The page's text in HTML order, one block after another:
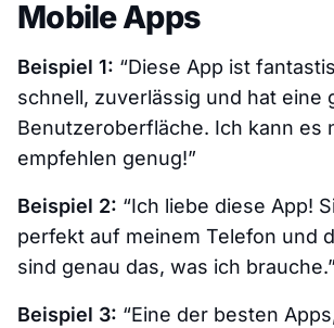
Mobile Apps
Beispiel 1: “Diese App ist
schnell, zuverlässig und hat eine
Benutzeroberfläche. Ich kann es
empfehlen genug!”
Beispiel 2: “Ich liebe diese App!
perfekt auf meinem Telefon und
sind genau das, was ich brauche.”
Beispiel 3: “Eine der besten